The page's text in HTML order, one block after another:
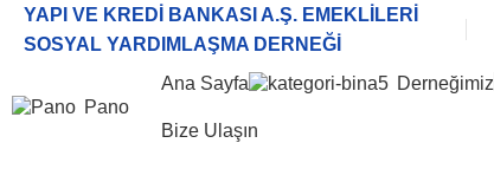
YAPI VE KREDİ BANKASI A.Ş. EMEKLİLERİ
SOSYAL YARDIMLAŞMA DERNEĞİ
Pano
Ana Sayfa Derneğimiz
Bize Ulaşın